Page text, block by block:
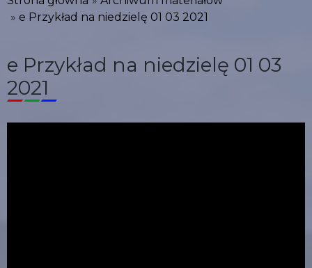
e Przykład na niedzielę 01 03 2021
e Przykład na niedzielę 01 03
2021